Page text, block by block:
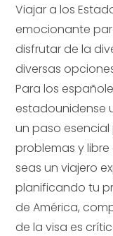
Viajar a los
emocionante
disfrutar de la
diversas
Para los
estadounidense
un paso
problemas y libre
seas un viajero
planificando tu
de América,
de la visa es